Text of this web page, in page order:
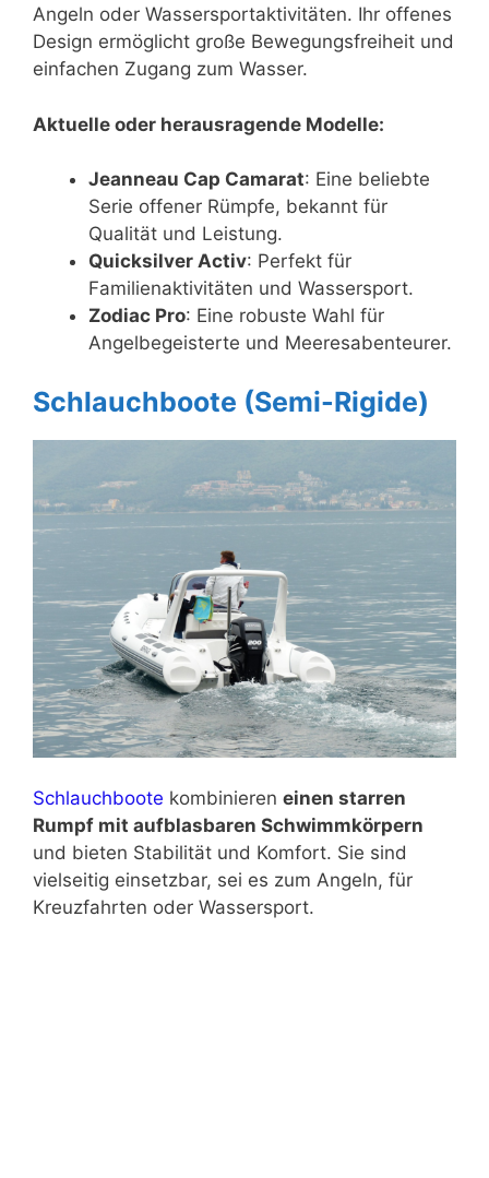
Angeln oder Wassersportaktivitäten. Ihr offenes
Design ermöglicht große Bewegungsfreiheit und
einfachen Zugang zum Wasser.
Aktuelle oder herausragende Modelle:
Jeanneau Cap Camarat: Eine beliebte
Serie offener Rümpfe, bekannt für
Qualität und Leistung.
Quicksilver Activ: Perfekt für
Familienaktivitäten und Wassersport.
Zodiac Pro: Eine robuste Wahl für
Angelbegeisterte und Meeresabenteurer.
Schlauchboote (Semi-Rigide)
Schlauchboote kombinieren einen starren
Rumpf mit aufblasbaren Schwimmkörpern
und bieten Stabilität und Komfort. Sie sind
vielseitig einsetzbar, sei es zum Angeln, für
Kreuzfahrten oder Wassersport.